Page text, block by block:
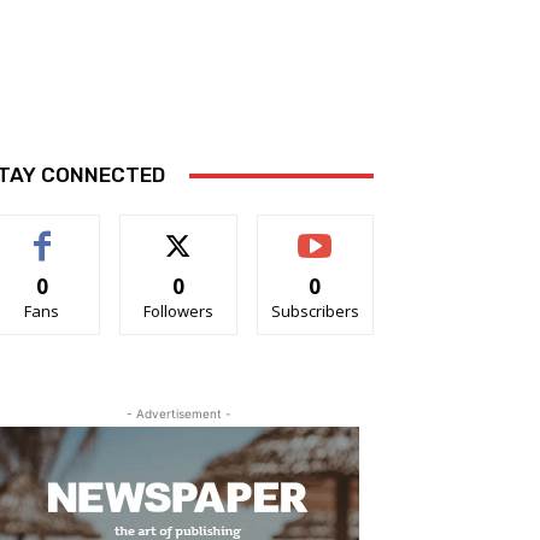
CONNECTED
0
Fans
0
Followers
0
Subscribers
- Advertisement -